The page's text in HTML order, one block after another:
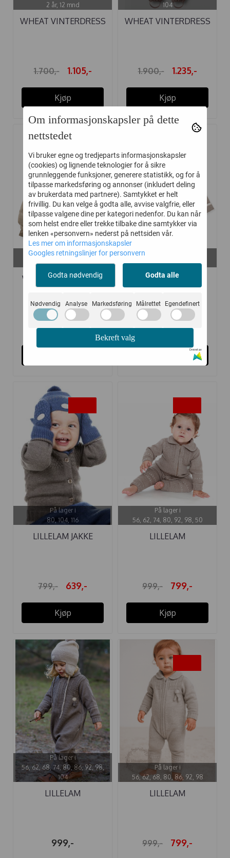
2 år, 12 mnd
WHEAT VINTERDRESS
1.700,- 1.105,-
Kjøp
104
WHEAT VINTERDRESS
1.900,- 1.235,-
Kjøp
På lager i
7 år
WHEAT VINTERJAKKE
PUFFER MADS ...
1.600,- 1.040,-
80, 104, 110
LILLELAM JAKKE
CLASSIC BEIGE
799,- 639,-
På lager i
80, 104, 116
LILLELAM JAKKE
799,- 639,-
Kjøp
På lager i
56, 62, 74, 80, 92, 98, 50
LILLELAM
999,- 799,-
Kjøp
På lager i
56, 62, 68, 74, 80, 86, 92, 98,
104
LILLELAM
999,-
På lager i
56, 62, 68, 80, 86, 92, 98
LILLELAM
999,- 799,-
Om informasjonskapsler på dette
nettstedet
Vi bruker egne og tredjeparts informasjonskapsler
(cookies) og lignende teknologier for å sikre
grunnleggende funksjoner, generere statistikk, og for å
tilpasse markedsføring og annonser (inkludert deling
av brukerdata med partnere). Samtykket er helt
frivillig. Du kan velge å godta alle, avvise valgfrie, eller
tilpasse valgene dine per kategori nedenfor. Du kan når
som helst endre eller trekke tilbake dine samtykker via
lenken «personvern» nederst på nettsiden vår.
Les mer om informasjonskapsler
Googles retningslinjer for personvern
Godta nødvendig Godta alle
Nødvendig Analyse Markedsføring Målrettet Egendefinert
Bekreft valg
Drevet av